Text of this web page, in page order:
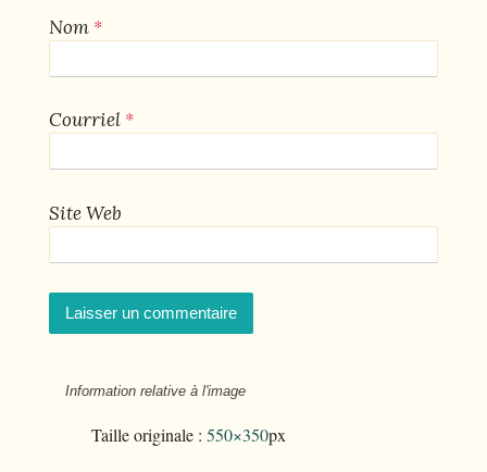
Nom *
Courriel *
Site Web
Information relative à l'image
Taille originale : 550×350px